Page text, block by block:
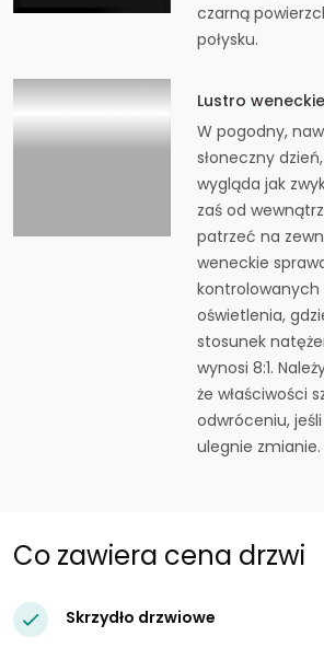
czarną
połysku.
Lustro weneckie
W pogodny,
słoneczny
wygląda jak
zaś od
patrzeć na
weneckie
kontrolowanych
oświetlenia,
stosunek
wynosi 8:1.
że właściwości
odwróceniu,
ulegnie zmianie.
Co zawiera cena drzwi
Skrzydło drzwiowe